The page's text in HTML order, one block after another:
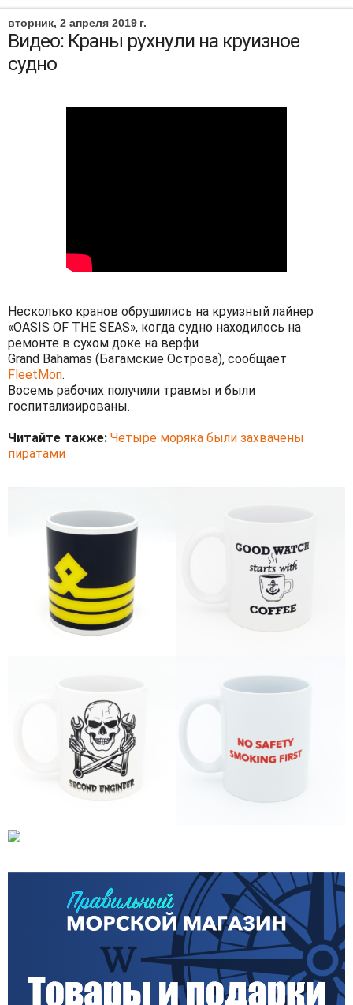
вторник, 2 апреля 2019 г.
Видео: Краны рухнули на круизное
судно
Несколько кранов обрушились на круизный лайнер
«OASIS OF THE SEAS», когда судно находилось на
ремонте в сухом доке на верфи
Grand Bahamas (Багамские Острова), сообщает
FleetMon.
Восемь рабочих получили травмы и были
госпитализированы.
Читайте также: Четыре моряка были захвачены
пиратами